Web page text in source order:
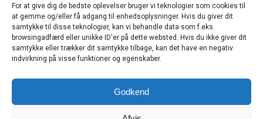
For at give dig de bedste oplevelser bruger vi teknologier som cookies til
at gemme og/eller få adgang til enhedsoplysninger. Hvis du giver dit
samtykke til disse teknologier, kan vi behandle data som f.eks.
browsingadfærd eller unikke ID'er på dette websted. Hvis du ikke giver dit
samtykke eller trækker dit samtykke tilbage, kan det have en negativ
indvirkning på visse funktioner og egenskaber.
Godkend
Salg og jobannoncer:
salg@travelmedianordic.com
Vi tager ansvar for indholdet og er tilmeldt